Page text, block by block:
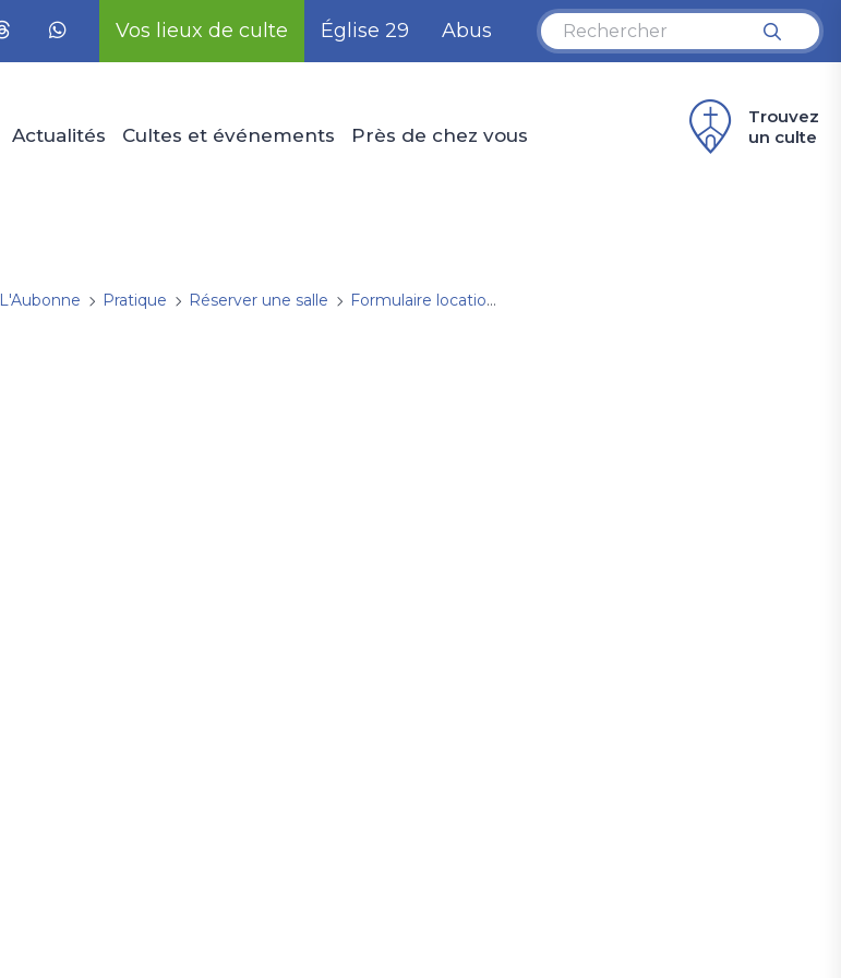
Vos lieux de culte Église 29 Abus
Actualités Cultes et événements Près de chez vous
Trouvez
un culte
L'Aubonne Pratique Réserver une salle Formulaire location Salles